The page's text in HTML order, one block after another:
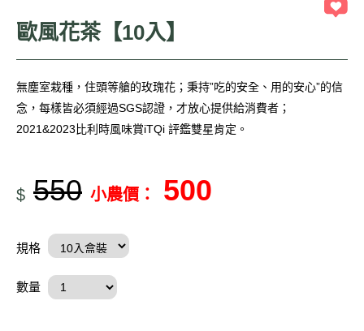
歐風花茶【10入】
無塵室栽種，住頭等艙的玫瑰花；秉持”吃的安全、用的安心”的信
念，每樣皆必須經過SGS認證，才放心提供給消費者；
2021&2023比利時風味賞iTQi 評鑑雙星肯定。
$ 550 小農價： 500
規格
數量